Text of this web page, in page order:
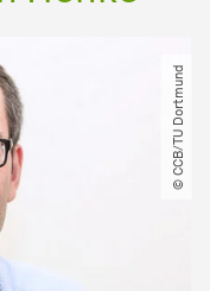
© CCB​/​TU Dortmund